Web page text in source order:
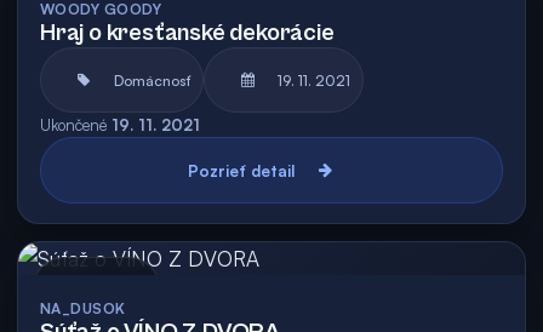
WOODY GOODY
Hraj o kresťanské dekorácie
Domácnosť 19. 11. 2021
Ukončené 19. 11. 2021
Pozrieť detail
NA_DUSOK